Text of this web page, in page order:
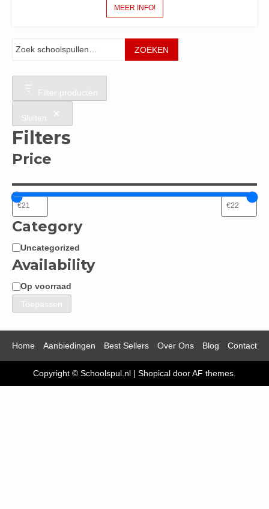
MEER INFO!
ZOEKEN
Filter producten
Sluiten
Filters
Price
Category
Categorie
Uncategorized
Availability
Beschikbaarheid
Op voorraad
Toepassen
Home Aanbiedingen Best Sellers Over Ons Blog Contact
Copyright © Schoolspul.nl | Shopical door AF themes.